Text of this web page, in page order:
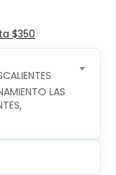
$350
LAS